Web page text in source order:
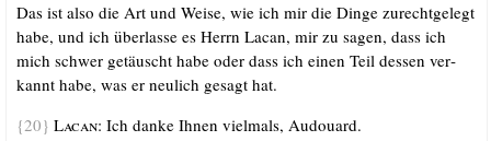
Das ist also die Art und Wei­se, wie ich mir die Din­ge zurecht­ge­legt
habe, und ich über­las­se es Herrn Lacan, mir zu sagen, dass ich
mich schwer getäuscht habe oder dass ich einen Teil des­sen ver­
kannt habe, was er neu­lich gesagt hat.
{20} Lacan: Ich dan­ke Ihnen viel­mals, Audouard.